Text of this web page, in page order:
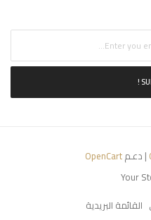
| دعـمOpenCart
Your
القائمة البريدية